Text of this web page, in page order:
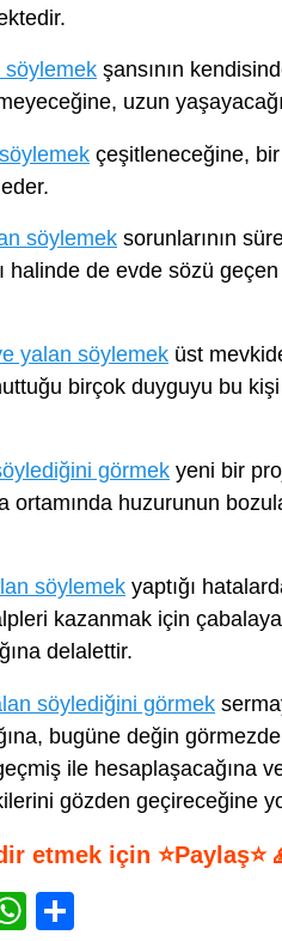
söylemek şansının
uzun
çeşitleneceğine,
söylemek sorunlarının
halinde de evde sözü
yalan söylemek üst
birçok duyguyu bu
görmek yeni bir
ortamında huzurunun
söylemek yaptığı
kazanmak için
delalettir.
söylediğini görmek
bugüne değin
ile hesaplaşacağına
gözden geçireceğine
etmek için ⭐Paylaş⭐
W